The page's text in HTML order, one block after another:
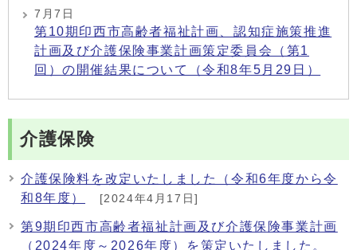
7月7日
第10期印西市高齢者福祉計画、認知症施策推進
計画及び介護保険事業計画策定委員会（第1
回）の開催結果について（令和8年5月29日）
介護保険
介護保険料を改定いたしました（令和6年度から令
和8年度）
[2024年4月17日]
第9期印西市高齢者福祉計画及び介護保険事業計画
（2024年度～2026年度）を策定いたしました。